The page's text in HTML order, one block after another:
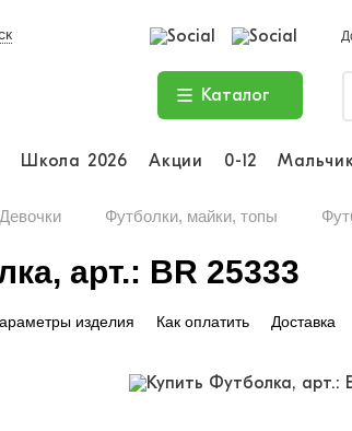
Каталог
Школа 2026 Акции 0-12
Девочки Футболки, майки, топы
арт.: BR 25333
изделия Как оплатить Доставка